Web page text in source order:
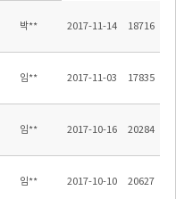
박** 2017-11-14 18716
임** 2017-11-03 17835
임** 2017-10-16 20284
임** 2017-10-10 20627